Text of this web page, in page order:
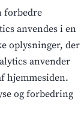
forbedre
anvendes i en
oplysninger, der
anvender
hjemmesiden.
og forbedring